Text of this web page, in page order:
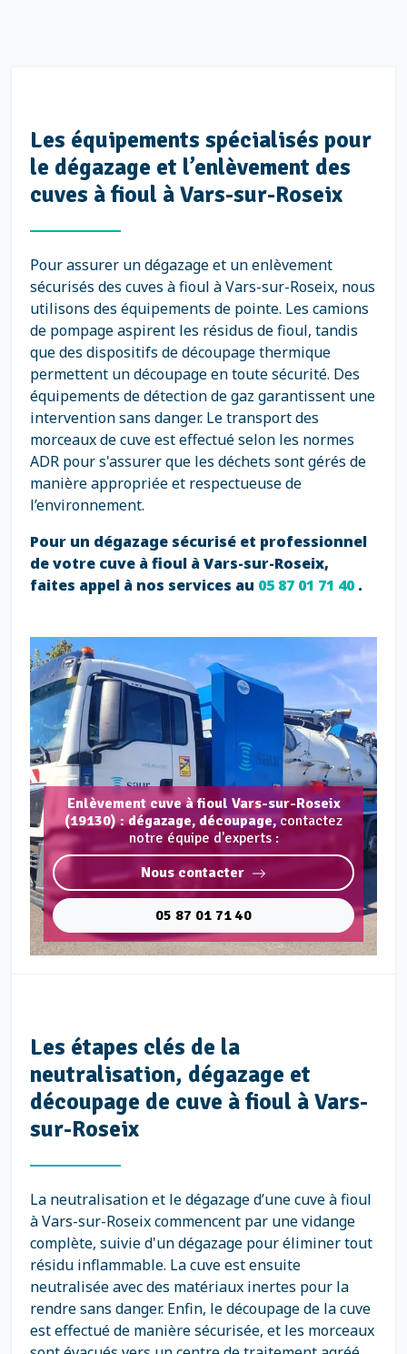
Les équipements spécialisés pour
le dégazage et l’enlèvement des
cuves à fioul à Vars-sur-Roseix
Pour assurer un dégazage et un enlèvement
sécurisés des cuves à fioul à Vars-sur-Roseix, nous
utilisons des équipements de pointe. Les camions
de pompage aspirent les résidus de fioul, tandis
que des dispositifs de découpage thermique
permettent un découpage en toute sécurité. Des
équipements de détection de gaz garantissent une
intervention sans danger. Le transport des
morceaux de cuve est effectué selon les normes
ADR pour s'assurer que les déchets sont gérés de
manière appropriée et respectueuse de
l’environnement.
Pour un dégazage sécurisé et professionnel
de votre cuve à fioul à Vars-sur-Roseix,
faites appel à nos services au 05 87 01 71 40.
Enlèvement cuve à fioul Vars-sur-Roseix
(19130) : dégazage, découpage,contactez
notre équipe d'experts :
Nous contacter
05 87 01 71 40
Les étapes clés de la
neutralisation, dégazage et
découpage de cuve à fioul à Vars-
sur-Roseix
La neutralisation et le dégazage d’une cuve à fioul
à Vars-sur-Roseix commencent par une vidange
complète, suivie d'un dégazage pour éliminer tout
résidu inflammable. La cuve est ensuite
neutralisée avec des matériaux inertes pour la
rendre sans danger. Enfin, le découpage de la cuve
est effectué de manière sécurisée, et les morceaux